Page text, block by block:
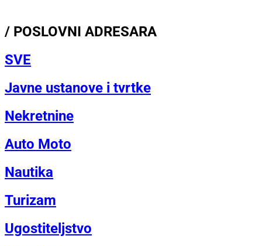
/ POSLOVNI ADRESARA
SVE
Javne ustanove i tvrtke
Nekretnine
Auto Moto
Nautika
Turizam
Ugostiteljstvo